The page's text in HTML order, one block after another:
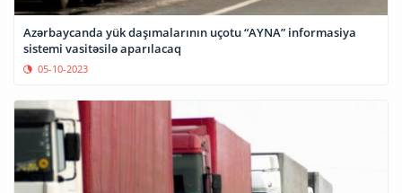
Azərbaycanda yük daşımalarının uçotu “AYNA” informasiya
sistemi vasitəsilə aparılacaq
05-10-2023